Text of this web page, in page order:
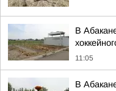
В
11:05
В